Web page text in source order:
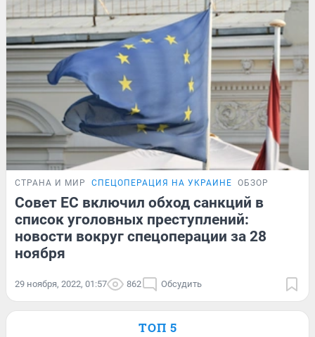
СТРАНА И МИР СПЕЦОПЕРАЦИЯ НА УКРАИНЕ ОБЗОР
Совет ЕС включил обход санкций в
список уголовных преступлений:
новости вокруг спецоперации за 28
ноября
29 ноября, 2022, 01:57 862 Обсудить
ТОП 5